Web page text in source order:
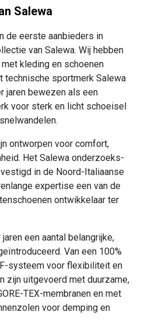
Salewa
de eerste aanbieders in
van Salewa. Wij hebben
kleding en schoenen
technische sportmerk Salewa
jaren bewezen als een
voor sterk en licht schoeisel
ontworpen voor comfort,
Het Salewa onderzoeks-
in de Noord-Italiaanse
expertise een van de
ontwikkelaar ter
een aantal belangrijke,
Van een 100%
systeem voor flexibiliteit en
zijn uitgevoerd met duurzame,
TEX-membranen en met
voor demping en